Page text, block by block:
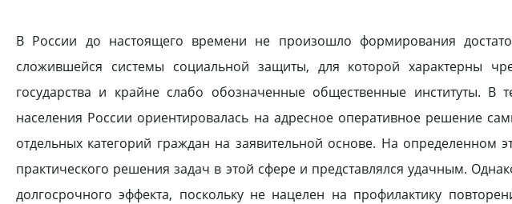
В России до настоящего времени не произошло формирования
сложившейся системы социальной защиты, для которой характерны
государства и крайне слабо обозначенные общественные институты. В
населения России ориентировалась на адресное оперативное решение
отдельных категорий граждан на заявительной основе. На определенном
практического решения задач в этой сфере и представлялся удачным.
долгосрочного эффекта, поскольку не нацелен на профилактику